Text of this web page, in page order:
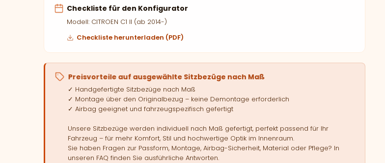
Checkliste für den Konfigurator
Modell: CITROEN C1 II (ab 2014-)
Checkliste herunterladen (PDF)
Preisvorteile auf ausgewählte Sitzbezüge nach Maß
✓ Handgefertigte Sitzbezüge nach Maß
✓ Montage über den Originalbezug – keine Demontage erforderlich
✓ Airbag geeignet und fahrzeugspezifisch gefertigt
Unsere Sitzbezüge werden individuell nach Maß gefertigt, perfekt passend für Ihr
Fahrzeug – für mehr Komfort, Stil und hochwertige Optik im Innenraum.
Sie haben Fragen zur Passform, Montage, Airbag-Sicherheit, Material oder Pflege? In
unseren FAQ finden Sie ausführliche Antworten.